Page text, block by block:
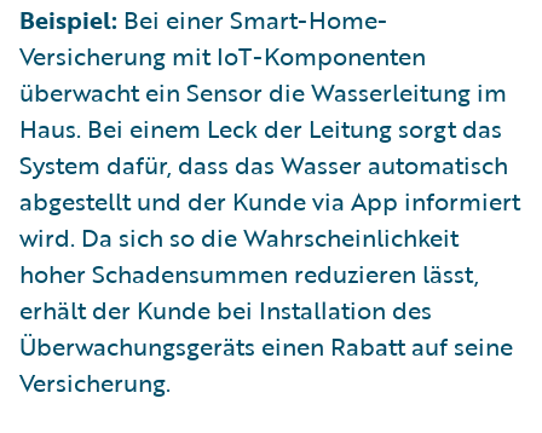
Beispiel: Bei einer Smart-Home-
Versicherung mit IoT-Komponenten
überwacht ein Sensor die Wasserleitung im
Haus. Bei einem Leck der Leitung sorgt das
System dafür, dass das Wasser automatisch
abgestellt und der Kunde via App informiert
wird. Da sich so die Wahrscheinlichkeit
hoher Schadensummen reduzieren lässt,
erhält der Kunde bei Installation des
Überwachungsgeräts einen Rabatt auf seine
Versicherung.